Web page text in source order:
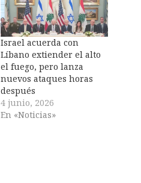
Israel acuerda con
Líbano extiender el alto
el fuego, pero lanza
nuevos ataques horas
después
4 junio, 2026
En «Noticias»